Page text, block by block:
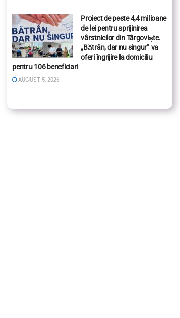
Proiect de peste 4,4 milioane
de lei pentru sprijinirea
vârstnicilor din Târgoviște.
„Bătrân, dar nu singur” va
oferi îngrijire la domiciliu
pentru 106 beneficiari
AUGUST 5, 2026